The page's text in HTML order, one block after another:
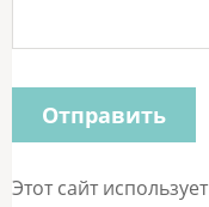
Этот сайт